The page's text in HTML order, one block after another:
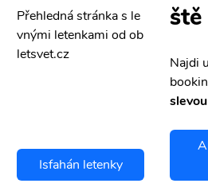
Přehledná stránka s le
vnými letenkami od ob
letsvet.cz
Isfahán letenky
ště
Najdi